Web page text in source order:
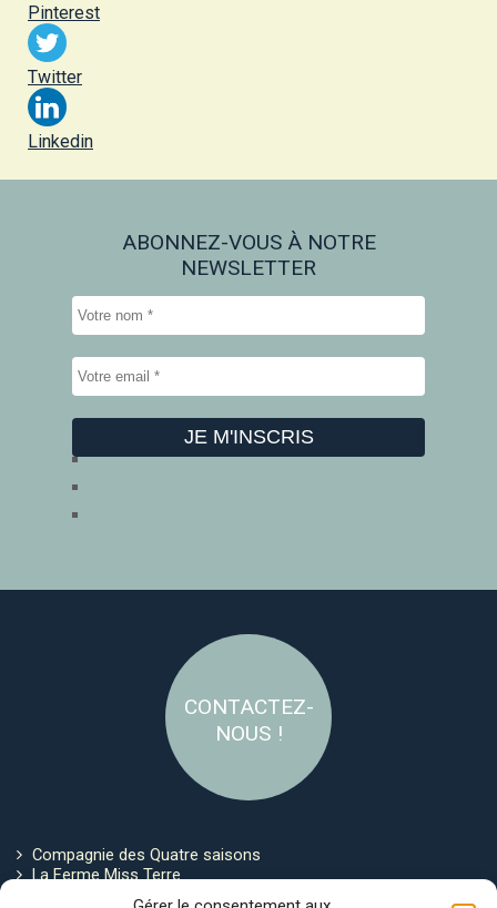
Pinterest
Twitter
Linkedin
ABONNEZ-VOUS À NOTRE
NEWSLETTER
CONTACTEZ-
NOUS !
Compagnie des Quatre saisons
La Ferme Miss Terre